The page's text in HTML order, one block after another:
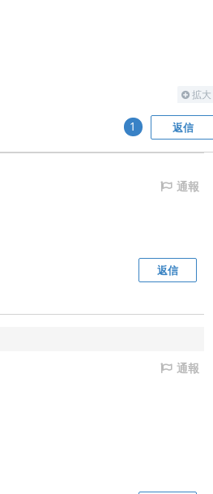
拡大
返信
1
通報
返信
通報